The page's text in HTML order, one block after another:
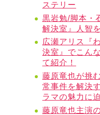
ステリー
黒岩勉/脚本・
解決室』人智
広瀬アリス『
決室』でこん
て紹介！
藤原竜也が挑
常事件を解決
ラマの魅力に
藤原竜也主演